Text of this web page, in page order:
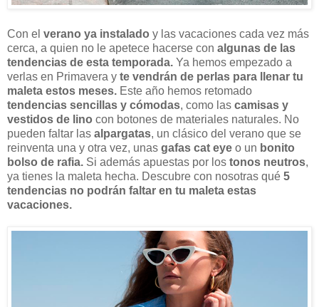
Con el verano ya instalado y las vacaciones cada vez más
cerca, a quien no le apetece hacerse con algunas de las
tendencias de esta temporada. Ya hemos empezado a
verlas en Primavera y te vendrán de perlas para llenar tu
maleta estos meses. Este año hemos retomado
tendencias sencillas y cómodas, como las camisas y
vestidos de lino con botones de materiales naturales. No
pueden faltar las alpargatas, un clásico del verano que se
reinventa una y otra vez, unas gafas cat eye o un bonito
bolso de rafia. Si además apuestas por los tonos neutros,
ya tienes la maleta hecha. Descubre con nosotras qué 5
tendencias no podrán faltar en tu maleta estas
vacaciones.